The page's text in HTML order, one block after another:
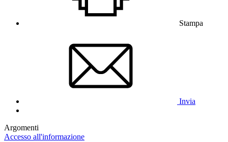
Stampa
Invia
Argomenti
Accesso all'informazione